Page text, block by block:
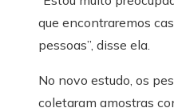
que encontraremos
pessoas”, disse ela.
No novo estudo, os
coletaram amostras